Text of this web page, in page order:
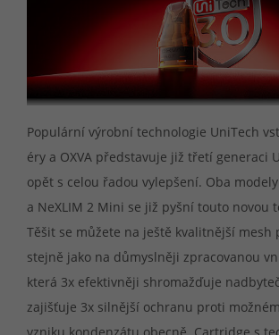
Populární výrobní technologie UniTech
éry a OXVA představuje již třetí generaci
opět s celou řadou vylepšení. Oba modely
a NeXLIM 2 Mini se již pyšní touto novou
Těšit se můžete na ještě kvalitnější mesh
stejně jako na důmyslněji zpracovanou
která 3x efektivněji shromažďuje
zajišťuje 3x silnější ochranu proti